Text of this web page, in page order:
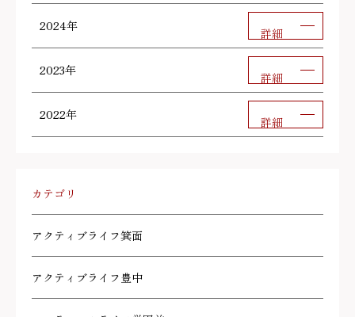
2024年 詳細
2023年 詳細
2022年 詳細
カテゴリ
アクティブライフ箕面
アクティブライフ豊中